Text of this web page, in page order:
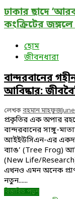
জলবায়ু
পরিবর্তনের
‘টাইম
বোম’
‘আরবান
ফার্মিং’
পাখির
প্রত্যাবর্তন:
জঙ্গলে
নতুন
ঢাকার ছাদে
কংক্রিটের
হোম
জীবনধারা
বান্দরবানের
আবিষ্কার:
লেখকরহমান মাহফুজ
প্রকৃতির এক অপার
বান্দরবানের সাঙ্গু-
আইইউসিএন-এর
ব্যাঙ’ (Tree Frog)
(New Life/Research)
এখনও এমন অনেক
নতুন......
বিস্তারিত পড়ুন